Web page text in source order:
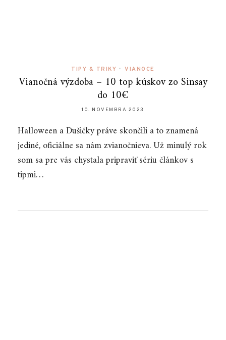
TIPY & TRIKY • VIANOCE
Vianočná výzdoba – 10 top kúskov zo Sinsay
do 10€
10. NOVEMBRA 2023
Halloween a Dušičky práve skončili a to znamená
jediné, oficiálne sa nám zvianočnieva. Už minulý rok
som sa pre vás chystala pripraviť sériu článkov s
tipmi…